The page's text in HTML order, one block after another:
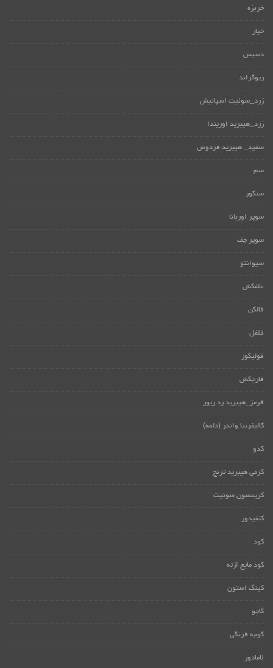
خربزه
خیار
دسیس
ریوگراند
زرد_سوئیت اسپانیش
زرد_هیبرید اوریندا
سفید_ هیبرید فردوس
سم
سنکور
سوپر اوربانا
سوپر چف
سیوانتو
علفکش
فالکن
فلفل
فولیکور
قارچکش
قرمز_هیبرید رد ریور
کالیفرنیا واندر (دلمه)
کدو
کرمی هیبرید ترنج
کریمسون سوئیت
کنفیدور
کود
کود مایع ازته
کینگ استون
گاچو
گوجه فرنگی
لامادور